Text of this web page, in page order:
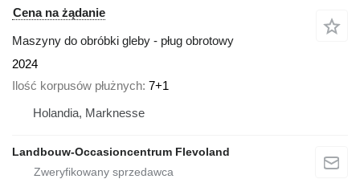
Cena na żądanie
Maszyny do obróbki gleby - pług obrotowy
2024
Ilość korpusów płużnych 7+1
Holandia, Marknesse
Landbouw-Occasioncentrum Flevoland